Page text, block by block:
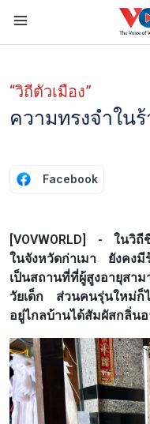
“วิถีตัวเมือง”
ความทรงจำในร้
Facebook
[VOVWORLD] - ในวิถี
ในจังหวัดก่าเมา ยังคง
เป็นสถานที่ที่ผู้สูงอายุสา
วัยเด็ก ส่วนคนรุ่นใหม่ก็
อยู่ไกลบ้านได้สัมผัสกลิ่น